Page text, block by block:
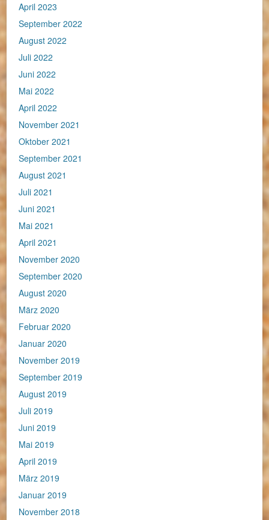
April 2023
September 2022
August 2022
Juli 2022
Juni 2022
Mai 2022
April 2022
November 2021
Oktober 2021
September 2021
August 2021
Juli 2021
Juni 2021
Mai 2021
April 2021
November 2020
September 2020
August 2020
März 2020
Februar 2020
Januar 2020
November 2019
September 2019
August 2019
Juli 2019
Juni 2019
Mai 2019
April 2019
März 2019
Januar 2019
November 2018